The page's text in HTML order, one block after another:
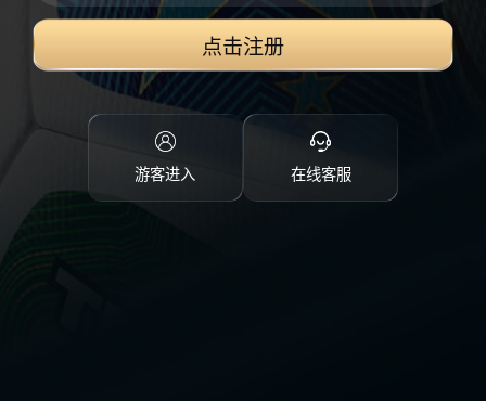
点击注册
游客进入 在线客服